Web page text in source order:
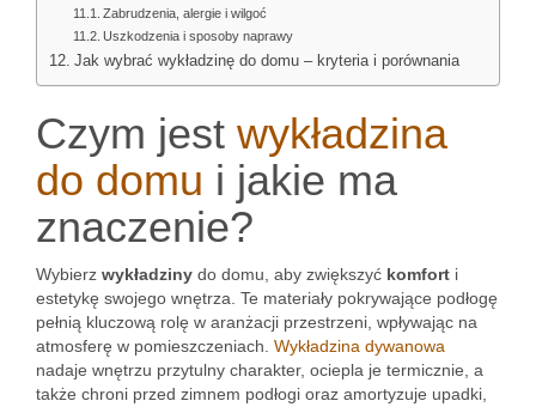
Zabrudzenia, alergie i wilgoć
Uszkodzenia i sposoby naprawy
Jak wybrać wykładzinę do domu – kryteria i porównania
Czym jest wykładzina
do domu i jakie ma
znaczenie?
Wybierz wykładziny do domu, aby zwiększyć komfort i
estetykę swojego wnętrza. Te materiały pokrywające podłogę
pełnią kluczową rolę w aranżacji przestrzeni, wpływając na
atmosferę w pomieszczeniach. Wykładzina dywanowa
nadaje wnętrzu przytulny charakter, ociepla je termicznie, a
także chroni przed zimnem podłogi oraz amortyzuje upadki,